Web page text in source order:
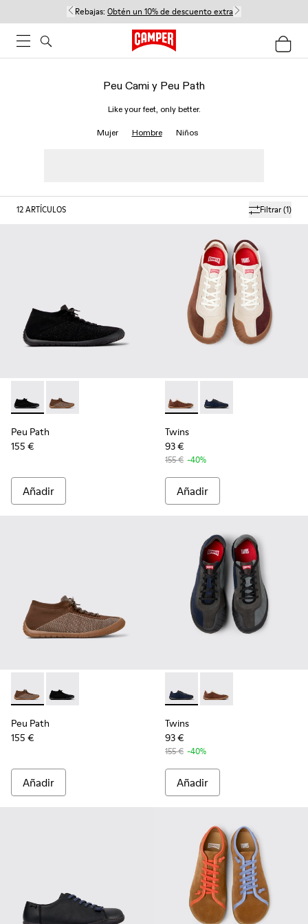
Rebajas: Obtén un 10% de descuento extra
Peu Cami y Peu Path
Like your feet, only better.
Mujer Hombre Niños
Filtrar(1)
12ARTÍCULOS
Peu Path - K300476-005 - Sneakers altas multicolores de
Peu Path - K300476-006 - Sneakers altas
Peu Path
155 €
Añadir
Twins - K101054-001 -
Twins - K101054-
Twins
93 €
155 € -40%
Añadir
Peu Path - K300476-006 - Sneakers altas multicolores de
Peu Path - K300476-005 - Sneakers altas
Peu Path
155 €
Añadir
Twins - K101054-002 -
Twins - K101054-
Twins
93 €
155 € -40%
Añadir